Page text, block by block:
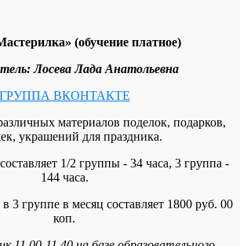
(обучение платное)
Лосева Лада Анатольевна
ГРУППА ВКОНТАКТЕ
материалов поделок, подарков,
украшений для праздника.
1/2 группы - 34 часа, 3 группа -
144 часа.
3 группе в месяц составляет 1800 руб. 00
коп.